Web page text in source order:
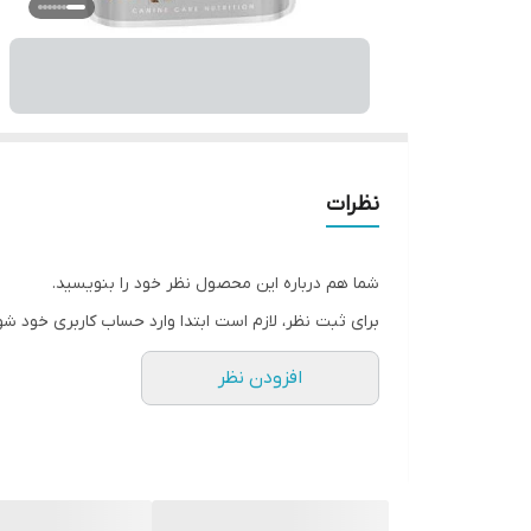
نظرات
شما هم درباره این محصول نظر خود را بنویسید.
برای ثبت نظر، لازم است ابتدا وارد حساب کاربری خود
افزودن نظر